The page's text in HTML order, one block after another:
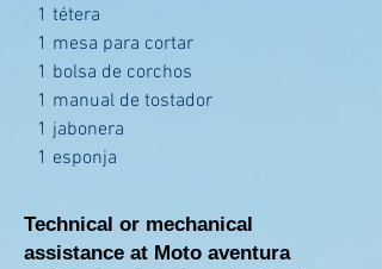
1 tétera
1 mesa para cortar
1 bolsa de corchos
1 manual de tostador
1 jabonera
1 esponja
Technical or mechanical
assistance at Moto aventura